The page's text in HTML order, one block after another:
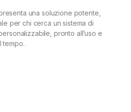
una soluzione potente,
per chi cerca un sistema di
pronto all’uso e
tempo.
405-520 M³/H - 33-44